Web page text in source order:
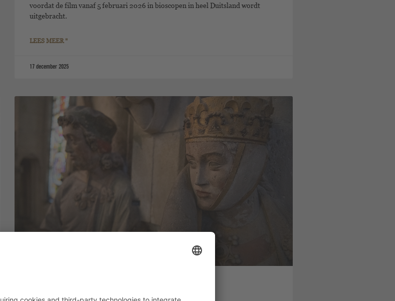
voordat de film vanaf 5 februari 2026 in bioscopen in heel Duitsland wordt
uitgebracht.
LEES MEER "
17 december 2025
WIE IS DE MOOISTE VAN ALLEMAAL?